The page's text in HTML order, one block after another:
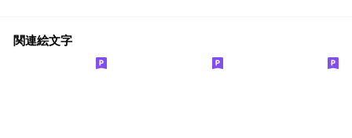
関連絵文字